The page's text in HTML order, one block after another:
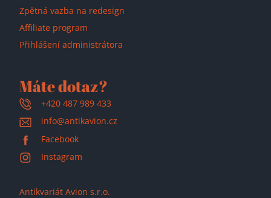
Zpětná vazba na redesign
Affiliate program
Přihlášení administrátora
Máte dotaz?
+420 487 989 433
info@antikavion.cz
Facebook
Instagram
Antikvariát Avion s.r.o.